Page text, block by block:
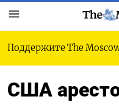
Поддержите The
США